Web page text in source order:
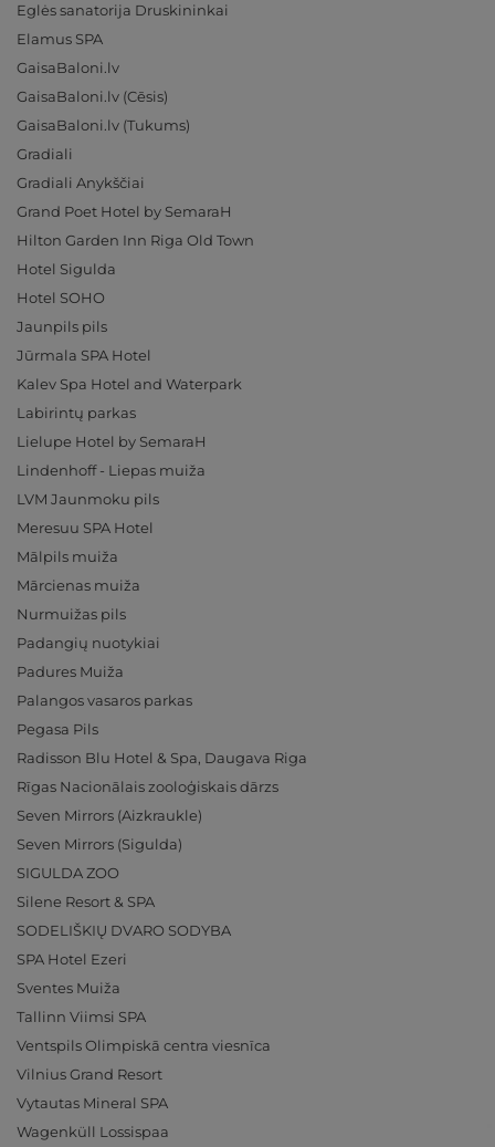
Eglės sanatorija Druskininkai
Elamus SPA
GaisaBaloni.lv
GaisaBaloni.lv (Cēsis)
GaisaBaloni.lv (Tukums)
Gradiali
Gradiali Anykščiai
Grand Poet Hotel by SemaraH
Hilton Garden Inn Riga Old Town
Hotel Sigulda
Hotel SOHO
Jaunpils pils
Jūrmala SPA Hotel
Kalev Spa Hotel and Waterpark
Labirintų parkas
Lielupe Hotel by SemaraH
Lindenhoff - Liepas muiža
LVM Jaunmoku pils
Meresuu SPA Hotel
Mālpils muiža
Mārcienas muiža
Nurmuižas pils
Padangių nuotykiai
Padures Muiža
Palangos vasaros parkas
Pegasa Pils
Radisson Blu Hotel & Spa, Daugava Riga
Rīgas Nacionālais zooloģiskais dārzs
Seven Mirrors (Aizkraukle)
Seven Mirrors (Sigulda)
SIGULDA ZOO
Silene Resort & SPA
SODELIŠKIŲ DVARO SODYBA
SPA Hotel Ezeri
Sventes Muiža
Tallinn Viimsi SPA
Ventspils Olimpiskā centra viesnīca
Vilnius Grand Resort
Vytautas Mineral SPA
Wagenküll Lossispaa